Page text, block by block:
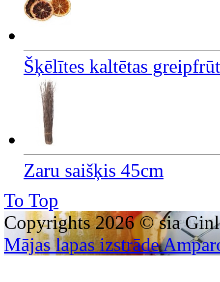
Šķēlītes kaltētas
Zaru saišķis 45cm
To Top
Copyrights 2026 © sia
Mājas lapas izstrāde